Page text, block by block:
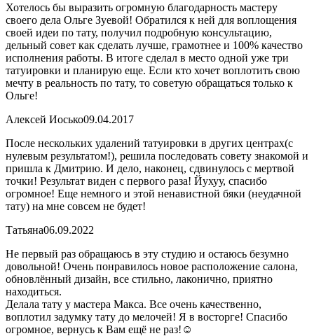
Хотелось бы выразить огромную благодарность мастеру
своего дела Ольге Зуевой! Обратился к ней для воплощения
своей идеи по тату, получил подробную консультацию,
дельный совет как сделать лучше, грамотнее и 100% качество
исполнения работы. В итоге сделал в место одной уже три
татуировки и планирую еще. Если кто хочет воплотить свою
мечту в реальность по тату, то советую обращаться только к
Ольге!
Алексей Иосько09.04.2017
После нескольких удалений татуировки в других центрах(с
нулевым результатом!), решила последовать совету знакомой и
пришла к Дмитрию. И дело, наконец, сдвинулось с мертвой
точки! Результат виден с первого раза! Йухуу, спасибо
огромное! Еще немного и этой ненавистной бяки (неудачной
тату) на мне совсем не будет!
Татьяна06.09.2022
Не первый раз обращаюсь в эту студию и остаюсь безумно
довольной! Очень понравилось новое расположение салона,
обновлённый дизайн, все стильно, лаконично, приятно
находиться.
Делала тату у мастера Макса. Все очень качественно,
воплотил задумку тату до мелочей! Я в восторге! Спасибо
огромное, вернусь к Вам ещё не раз!☺️